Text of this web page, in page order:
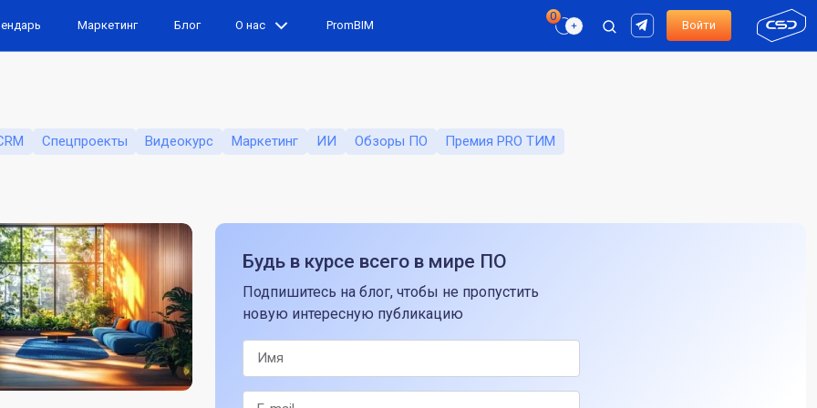
Маркетинг Блог О нас PromBIM Войти
Спецпроекты Видеокурс Маркетинг ИИ Обзоры ПО Премия PRO ТИМ
Будь в курсе всего в мире ПО
Подпишитесь на блог, чтобы не пропустить
новую интересную публикацию
Имя
E-mail